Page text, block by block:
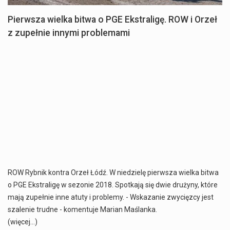
Pierwsza wielka bitwa o PGE Ekstraligę. ROW i Orzeł
z zupełnie innymi problemami
ROW Rybnik kontra Orzeł Łódź. W niedzielę pierwsza wielka bitwa
o PGE Ekstraligę w sezonie 2018. Spotkają się dwie drużyny, które
mają zupełnie inne atuty i problemy. - Wskazanie zwycięzcy jest
szalenie trudne - komentuje Marian Maślanka.
(więcej…)